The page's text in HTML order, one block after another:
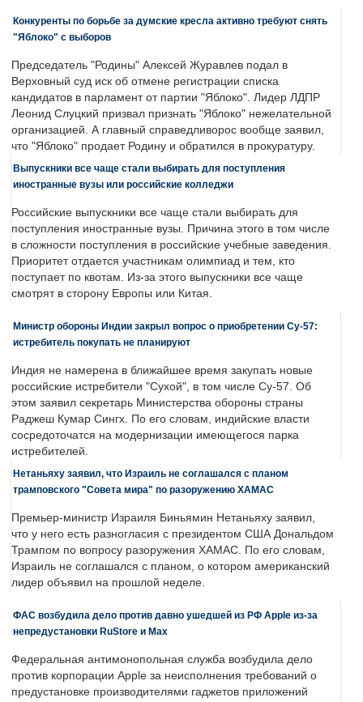
Конкуренты по борьбе за думские кресла активно требуют снять
"Яблоко" с выборов
Председатель "Родины" Алексей Журавлев подал в
Верховный суд иск об отмене регистрации списка
кандидатов в парламент от партии "Яблоко". Лидер ЛДПР
Леонид Слуцкий призвал признать "Яблоко" нежелательной
организацией. А главный справедливорос вообще заявил,
что "Яблоко" продает Родину и обратился в прокуратуру.
Выпускники все чаще стали выбирать для поступления
иностранные вузы или российские колледжи
Российские выпускники все чаще стали выбирать для
поступления иностранные вузы. Причина этого в том числе
в сложности поступления в российские учебные заведения.
Приоритет отдается участникам олимпиад и тем, кто
поступает по квотам. Из-за этого выпускники все чаще
смотрят в сторону Европы или Китая.
Министр обороны Индии закрыл вопрос о приобретении Су-57:
истребитель покупать не планируют
Индия не намерена в ближайшее время закупать новые
российские истребители "Сухой", в том числе Су-57. Об
этом заявил секретарь Министерства обороны страны
Раджеш Кумар Сингх. По его словам, индийские власти
сосредоточатся на модернизации имеющегося парка
истребителей.
Нетаньяху заявил, что Израиль не соглашался с планом
трамповского "Совета мира" по разоружению ХАМАС
Премьер-министр Израиля Биньямин Нетаньяху заявил,
что у него есть разногласия с президентом США Дональдом
Трампом по вопросу разоружения ХАМАС. По его словам,
Израиль не соглашался с планом, о котором американский
лидер объявил на прошлой неделе.
ФАС возбудила дело против давно ушедшей из РФ Apple из-за
непредустановки RuStore и Max
Федеральная антимонопольная служба возбудила дело
против корпорации Apple за неисполнения требований о
предустановке производителями гаджетов приложений